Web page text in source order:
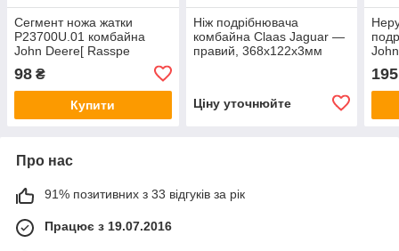
Сегмент ножа жатки
P23700U.01 комбайна
John Deere[ Rasspe
98 ₴
Купити
Ніж подрібнювача
комбайна Claas Jaguar —
правий, 368х122х3мм
Ціну уточнюйте
195
Про нас
91% позитивних з 33 відгуків за рік
Працює з 19.07.2016